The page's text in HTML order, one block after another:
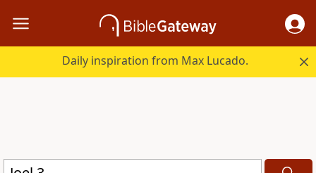
Daily inspiration from Max Lucado.